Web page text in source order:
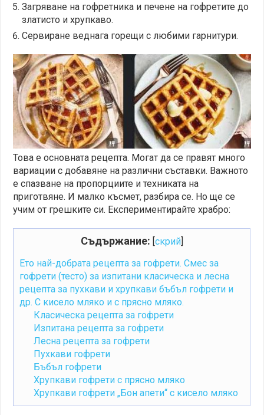
Загряване на гофретника и печене на гофретите до
златисто и хрупкаво.
Сервиране веднага горещи с любими гарнитури.
Това е основната рецепта. Могат да се правят много
вариации с добавяне на различни съставки. Важното
е спазване на пропорциите и техниката на
приготвяне. И малко късмет, разбира се. Но ще се
учим от грешките си. Експериментирайте храбро:
Съдържание: [скрий]
Ето най-добрата рецепта за гофрети. Смес за
гофрети (тесто) за изпитани класическа и лесна
рецепта за пухкави и хрупкави бъбъл гофрети и
др. С кисело мляко и с прясно мляко.
Класическа рецепта за гофрети
Изпитана рецепта за гофрети
Лесна рецепта за гофрети
Пухкави гофрети
Бъбъл гофрети
Хрупкави гофрети с прясно мляко
Хрупкави гофрети „Бон апети“ с кисело мляко